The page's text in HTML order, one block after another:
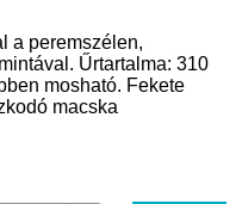
a peremszélen,
Űrtartalma: 310
mosható. Fekete
macska